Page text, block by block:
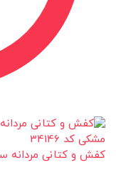
کفش و کتانی مردانه